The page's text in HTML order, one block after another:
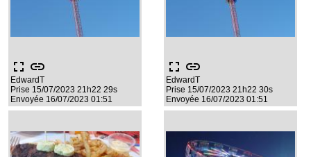
fullscreen link
EdwardT
Prise 15/07/2023 21h22 29s
Envoyée 16/07/2023 01:51
fullscreen link
EdwardT
Prise 15/07/2023 21h22 30s
Envoyée 16/07/2023 01:51